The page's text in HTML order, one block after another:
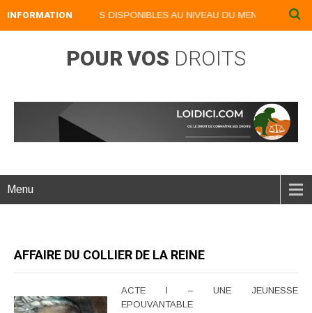
INFORMATION
NUMERIQUES DISPONIBLES AU NIVEAU DU MENU ...NOS LIVRES
POUR VOS DROITS
Menu
AFFAIRE DU COLLIER DE LA REINE
ACTE I – UNE JEUNESSE
EPOUVANTABLE